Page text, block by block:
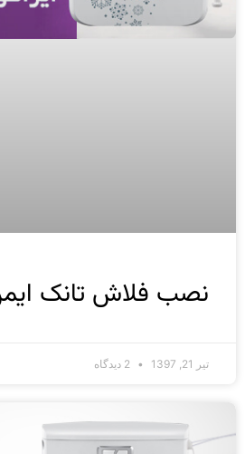
نصب فلاش تانک
تیر 21, 1397